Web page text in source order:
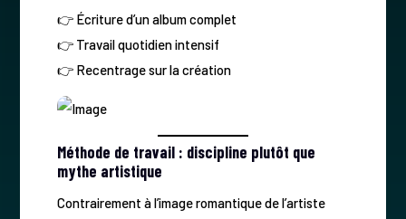
👉 Écriture d’un album complet
👉 Travail quotidien intensif
👉 Recentrage sur la création
Méthode de travail : discipline plutôt que
mythe artistique
Contrairement à l’image romantique de l’artiste